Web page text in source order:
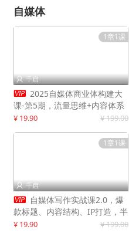
自媒体
1章1课
 千启
 2025自媒体商业体构建大
课-第5期，流量思维+内容体系
+变现闭环，打造个人可持续生
¥ 19.90 ¥ 199.00
1章1课
 千启
 自媒体写作实战课2.0，爆
款标题、内容结构、IP打造，半
年复制30万粉月入10万+
¥ 19.90 ¥ 199.00